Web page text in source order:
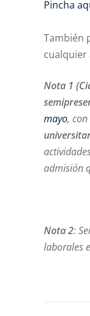
Pincha
También
cualquier
Nota 1
mayo,
admisión
Nota 2:
laborales